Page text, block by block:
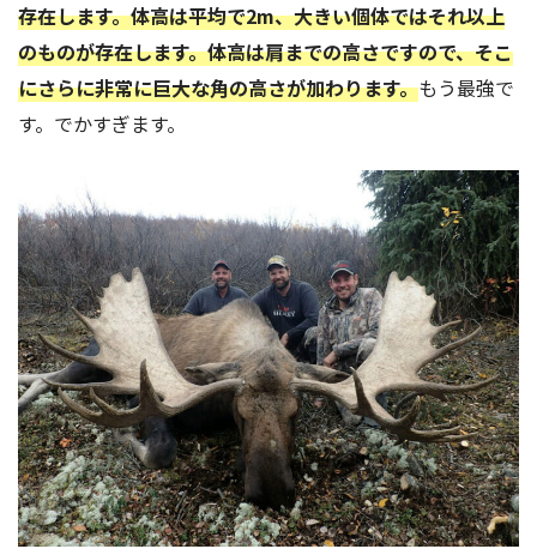
存在します。体高は平均で2m、大きい個体ではそれ以上
のものが存在します。体高は肩までの高さですので、そこ
にさらに非常に巨大な角の高さが加わります。もう最強で
す。でかすぎます。